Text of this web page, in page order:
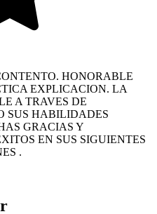
HONORABLE
EXPLICACION. LA
A TRAVES DE
SUS HABILIDADES
GRACIAS Y
EN SUS SIGUIENTES
.